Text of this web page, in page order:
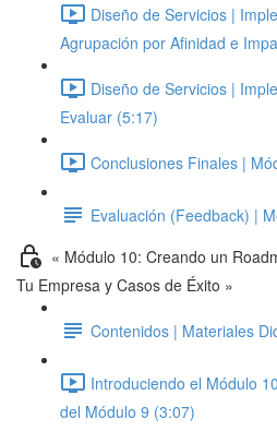
Diseño de Servicios |
Agrupación por Afinidad e
Diseño de Servicios |
Evaluar (5:17)
Conclusiones Finales |
Evaluación (Feedback) |
« Módulo 10: Creando un
Tu Empresa y Casos de Éxito »
Contenidos | Materiales
Introduciendo el Módulo
del Módulo 9 (3:07)